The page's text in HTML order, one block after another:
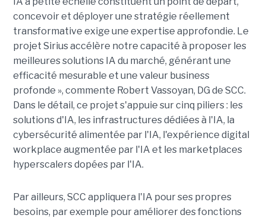
concevoir et déployer une stratégie réellement
transformative exige une expertise approfondie. Le
projet Sirius accélère notre capacité à proposer les
meilleures solutions IA du marché, générant une
efficacité mesurable et une valeur business
profonde », commente Robert Vassoyan, DG de SCC.
Dans le détail, ce projet s'appuie sur cinq piliers : les
solutions d'IA, les infrastructures dédiées à l'IA, la
cybersécurité alimentée par l'IA, l'expérience digital
workplace augmentée par l'IA et les marketplaces
hyperscalers dopées par l'IA.
Par ailleurs, SCC appliquera l'IA pour ses propres
besoins, par exemple pour améliorer des fonctions